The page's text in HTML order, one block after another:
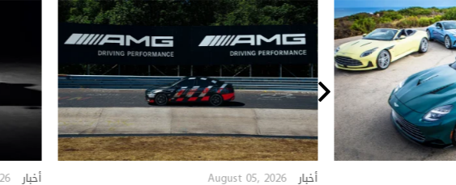
أخبار August 05, 2026 أخبار